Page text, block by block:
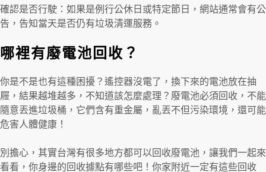
確認是否行駛：如果是例行公休日或特定節日，網站通常會有公
告，告知當天是否仍有垃圾清運服務。
哪裡有廢電池回收？
你是不是也有這種困擾？遙控器沒電了，換下來的電池放在抽
屜，結果越堆越多，不知道該怎麼處理？廢電池必須回收，不能
隨意丟進垃圾桶，它們含有重金屬，亂丟不但污染環境，還可能
危害人體健康！
別擔心，其實台灣有很多地方都可以回收廢電池，讓我們一起來
看看，你身邊的回收據點有哪些吧！你家附近一定有這些回收